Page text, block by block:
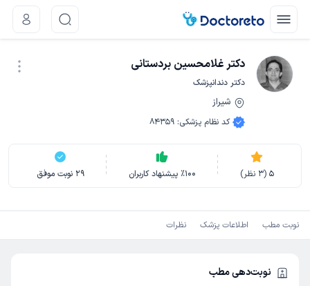
دکتر غلامحسین بردستانی
دکتر دندانپزشک
شیراز
کد نظام پزشکی:
84359
5
(
3 نظر) ٪100 پیشنهاد کاربران 29 نوبت موفق
نوبت مطب اطلاعات پزشک نظرات
نوبت‌دهی مطب